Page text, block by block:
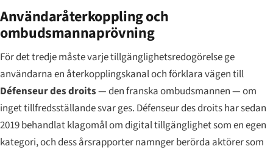
Användaråterkoppling och
ombudsmannaprövning
För det tredje måste varje tillgänglighetsredogörelse ge
användarna en återkopplingskanal och förklara vägen till
Défenseur des droits— den franska ombudsmannen — om
inget tillfredsställande svar ges. Défenseur des droits har sedan
2019 behandlat klagomål om digital tillgänglighet som en egen
kategori, och dess årsrapporter namnger berörda aktörer som